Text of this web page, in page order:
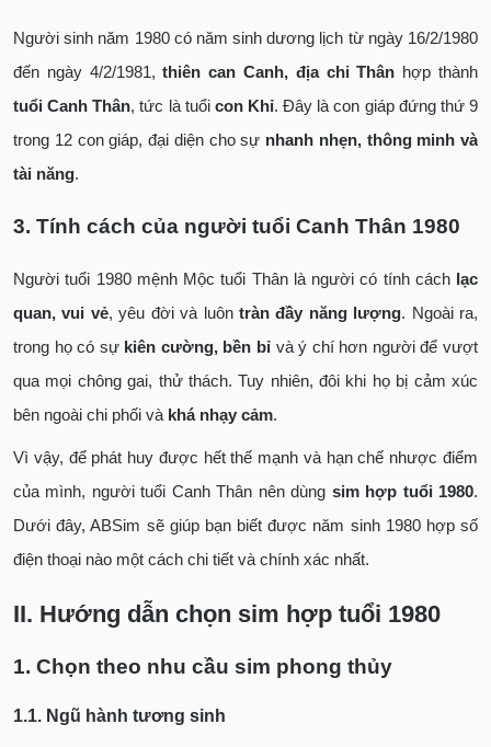
Người sinh năm 1980 có năm sinh dương lịch từ ngày 16/2/1980
đến ngày 4/2/1981,thiên can Canh, địa chi Thân hợp thành
tuổi Canh Thân, tức là tuổi con Khỉ. Đây là con giáp đứng thứ 9
trong 12 con giáp, đại diện cho sự nhanh nhẹn, thông minh và
tài năng.
3. Tính cách của người tuổi Canh Thân 1980
Người tuổi 1980 mệnh Mộc tuổi Thân là người có tính cách lạc
quan, vui vẻ, yêu đời và luôn tràn đầy năng lượng. Ngoài ra,
trong họ có sự kiên cường, bền bỉ và ý chí hơn người để vượt
qua mọi chông gai, thử thách. Tuy nhiên, đôi khi họ bị cảm xúc
bên ngoài chi phối và khá nhạy cảm.
Vì vậy, để phát huy được hết thế mạnh và hạn chế nhược điểm
của mình, người tuổi Canh Thân nên dùng sim hợp tuổi 1980.
Dưới đây, ABSim sẽ giúp bạn biết được năm sinh 1980 hợp số
điện thoại nào một cách chi tiết và chính xác nhất.
II. Hướng dẫn chọn sim hợp tuổi 1980
1. Chọn theo nhu cầu sim phong thủy
1.1. Ngũ hành tương sinh